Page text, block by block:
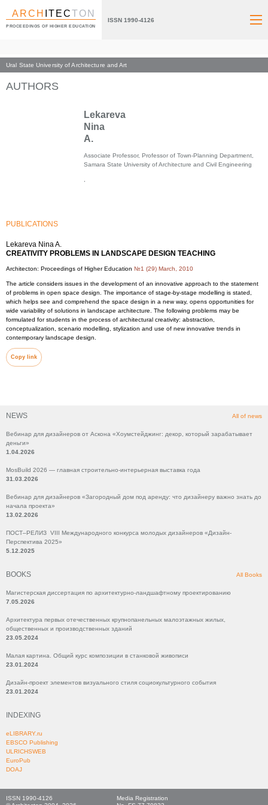
ARCH ITECTON
PROCEEDINGS OF HIGHER EDUCATION
ISSN 1990-4126
Ural State University of Architecture and Art
NEWS All of news
Вебинар для дизайнеров от Аскона «Хоумстейджинг: декор, который зарабатывает
деньги»
1.04.2026
MosBuild 2026 — главная строительно-интерьерная выставка года
31.03.2026
Вебинар для дизайнеров «Загородный дом под аренду: что дизайнеру важно знать до
начала проекта»
13.02.2026
ПОСТ–РЕЛИЗ VIII Международного конкурса молодых дизайнеров «Дизайн-
Перспектива 2025»
5.12.2025
BOOKS All Books
Магистерская диссертация по архитектурно-ландшафтному проектированию
7.05.2026
Архитектура первых отечественных крупнопанельных малоэтажных жилых,
общественных и производственных зданий
23.05.2024
Малая картина. Общий курс композиции в станковой живописи
23.01.2024
Дизайн-проект элементов визуального стиля социокультурного события
23.01.2024
INDEXING
eLIBRARY.ru
EBSCO Publishing
ULRICHSWEB
EuroPub
DOAJ
Index page
AUTHORS
Lekareva
Nina
A.
Associate Professor, Professor of Town-Planning Department,
Samara State University of Architecture and Civil Engineering
PUBLICATIONS
Lekareva Nina A.
CREATIVITY PROBLEMS IN LANDSCAPE DESIGN TEACHING
Architecton: Proceedings of Higher Education №1 (29) March, 2010
The article considers issues in the development of an innovative approach to the statement
of problems in open space design. The importance of stage-by-stage modelling is stated,
which helps see and comprehend the space design in a new way, opens opportunities for
wide variability of solutions in landscape architecture. The following problems may be
formulated for students in the process of architectural creativity: abstraction,
conceptualization, scenario modelling, stylization and use of new innovative trends in
contemporary landscape design.
Copy link
ISSN 1990-4126
Media Registration